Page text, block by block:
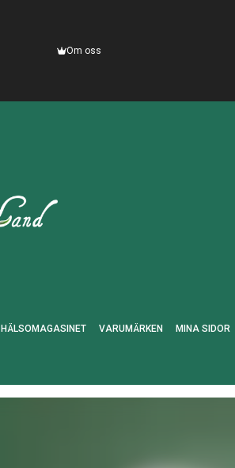
Om oss
HÄLSOMAGASINET VARUMÄRKEN MINA SIDOR